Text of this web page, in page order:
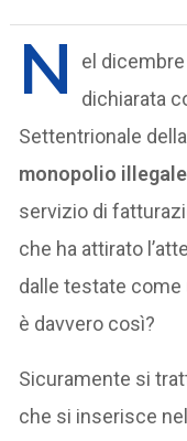
N
el
dichiarata
Settentrionale
monopolio illegale
servizio di
che ha attirato
dalle testate come
è davvero così?
Sicuramente si
che si inserisce